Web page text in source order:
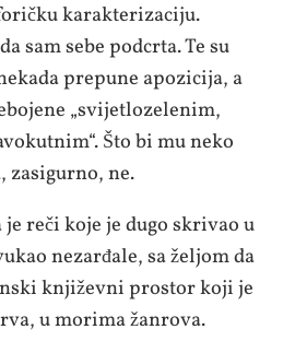
karakterizaciju.
sam sebe podcrta. Te su
prepune apozicija, a
„svijetlozelenim,
Što bi mu neko
zasigurno, ne.
je reči koje je dugo skrivao u
nezarđale, sa željom da
književni prostor koji je
u morima žanrova.